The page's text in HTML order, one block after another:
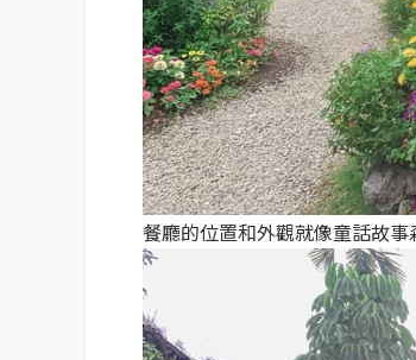
餐廳的位置和外觀就像童話故事